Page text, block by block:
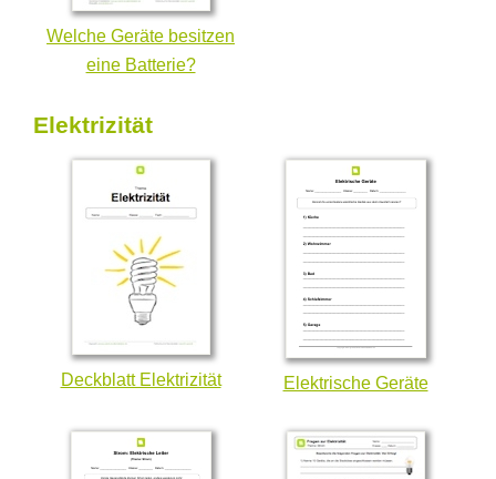
Welche Geräte besitzen
eine Batterie?
Elektrizität
Deckblatt Elektrizität Elektrische Geräte